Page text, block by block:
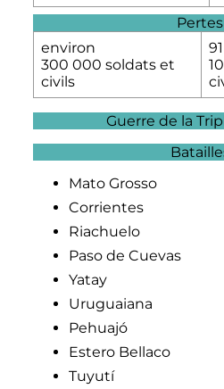
Pertes
environ
300 000 soldats et
civils
Guerre de la
Mato Grosso
Corrientes
Riachuelo
Paso de Cuevas
Yatay
Uruguaiana
Pehuajó
Estero Bellaco
Tuyutí